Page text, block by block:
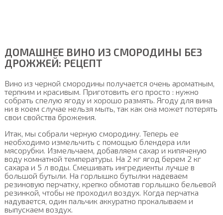
ДОМАШНЕЕ ВИНО ИЗ СМОРОДИНЫ БЕЗ
ДРОЖЖЕЙ: РЕЦЕПТ
Вино из черной смородины получается очень ароматным,
терпким и красивым. Приготовить его просто : нужно
собрать спелую ягоду и хорошо размять. Ягоду для вина
ни в коем случае нельзя мыть, так как она может потерять
свои свойства брожения.
Итак, мы собрали черную смородину. Теперь ее
необходимо измельчить с помощью блендера или
мясорубки. Измельчаем, добавляем сахар и кипяченую
воду комнатной температуры. На 2 кг ягод берем 2 кг
сахара и 5 л воды. Смешивать ингредиенты лучше в
большой бутыли. На горлышко бутылки надеваем
резиновую перчатку, крепко обмотав горлышко бельевой
резинкой, чтобы не проходил воздух. Когда перчатка
надувается, один пальчик аккуратно прокалываем и
выпускаем воздух.